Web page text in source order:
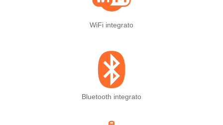
WiFi integrato
Bluetooth integrato